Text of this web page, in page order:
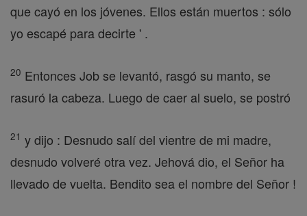
que cayó en los jóvenes. Ellos están muertos : sólo
yo escapé para decirte ' .
20 Entonces Job se levantó, rasgó su manto, se
rasuró la cabeza. Luego de caer al suelo, se postró
21 y dijo : Desnudo salí del vientre de mi madre,
desnudo volveré otra vez. Jehová dio, el Señor ha
llevado de vuelta. Bendito sea el nombre del Señor !